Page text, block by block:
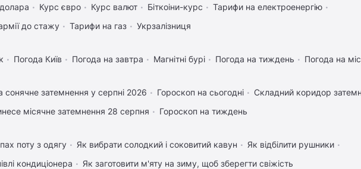
Курс євро Курс валют Біткоіни-курс
Тарифи на електроенергію
до стажу
Тарифи на газ Укрзалізниця
Погода Київ Погода на завтра Магнітні бурі Погода на тиждень Погода на
сонячне затемнення у серпні 2026 Гороскоп на сьогодні
Складний коридор
місячне затемнення 28 серпня Гороскоп на тиждень
поту з одягу Як вибрати солодкий і соковитий кавун
Як відбілити рушники
кондиціонера
Як заготовити м'яту на зиму, щоб зберегти свіжість